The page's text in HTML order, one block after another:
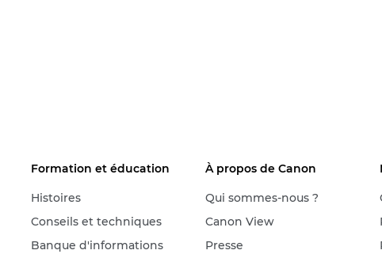
Formation et éducation
Histoires
Conseils et techniques
Banque d'informations
À propos de Canon
Qui sommes-nous ?
Canon View
Presse